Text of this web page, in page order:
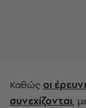
Καθώς οι
συνεχίζονται,